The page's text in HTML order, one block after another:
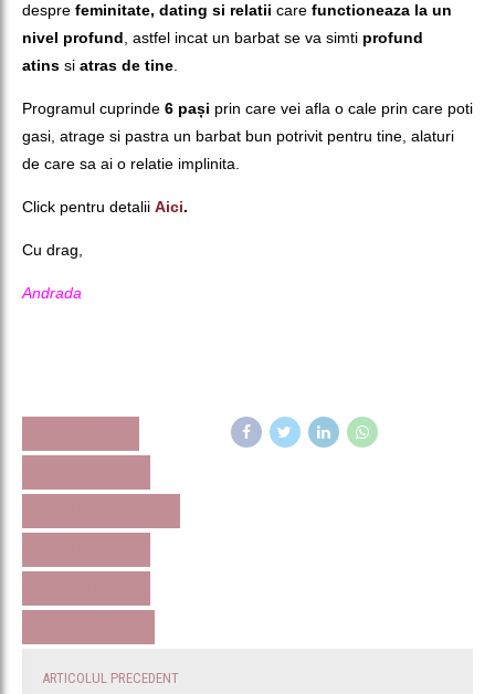
despre feminitate, dating si relatii care functioneaza la un
nivel profund , astfel incat un barbat se va simti profund
atins si atras de tine
Programul cuprinde 6 pași prin care vei afla o cale prin care poti
gasi, atrage si pastra un barbat bun potrivit pentru tine, alaturi
de care sa ai o relatie implinita.
Click pentru detalii Aici.
Cu drag,
Andrada
ARTICOLUL PRECEDENT